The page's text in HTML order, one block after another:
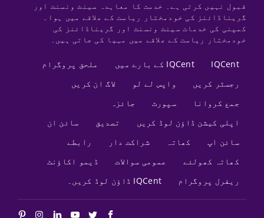
قبول نہیں کرتی ہے۔ خدمت کا معاہدہ سینٹ ونسنٹ اور
گریناڈائنز کی خودمختار ریاست کے علاقے میں ہوا۔
کمپنی کی خدمات سینٹ ونسنٹ اور گریناڈائنز کی
خودمختار ریاست کے علاقے میں مہیا کی جاتی ہیں۔
IQCent IQCent کے بارے میں
ملحق پروگرام
رجسٹر کریں
واپس لے لو
لاگ ان کریں
جمع کروانا
سپورٹ
جائزہ
اپلی کیشن ڈاؤن لوڈ کریں
تصدیق
سائن ان
سائن اپ
کھاتہ شراکت دار
رابطے
کھاتہ کھولئے
عمومی سوالات
ڈیمو اکاؤنٹ
ریفرل پروگرام
IQCent ڈاؤن لوڈ کریں۔